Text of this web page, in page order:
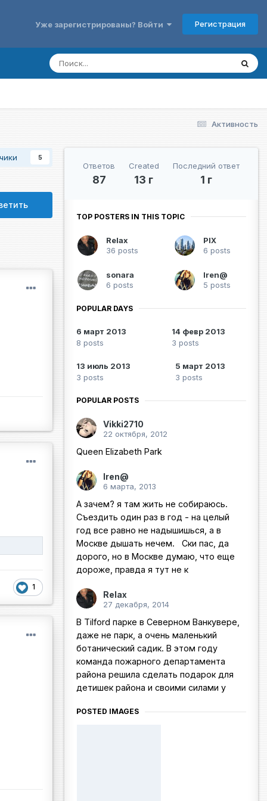
Уже зарегистрированы? Войти Регистрация
Активность
5
1
Ответов
87
Created
13 г
Последний ответ
1 г
TOP POSTERS IN THIS TOPIC
Relax
36 posts
PIX
6 posts
sonara
6 posts
Iren@
5 posts
POPULAR DAYS
6 март 2013
8 posts
14 февр 2013
3 posts
13 июль 2013
3 posts
5 март 2013
3 posts
POPULAR POSTS
Vikki2710
22 октября, 2012
Queen Elizabeth Park
Iren@
6 марта, 2013
А зачем? я там жить не собираюсь.
Съездить один раз в год - на целый
год все равно не надышишься, а в
Москве дышать нечем. Ски пас, да
дорого, но в Москве думаю, что еще
дороже, правда я тут не к
Relax
27 декабря, 2014
В Tilford парке в Северном Ванкувере,
даже не парк, а очень маленький
ботанический садик. В этом году
команда пожарного департамента
района решила сделать подарок для
детишек района и своими силами у
POSTED IMAGES